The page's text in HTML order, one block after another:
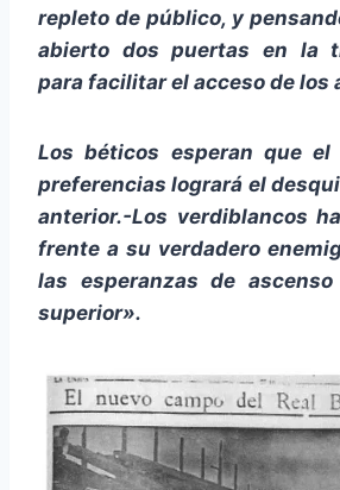
repleto de público, y
abierto dos puertas en la
para facilitar el acceso de los
Los béticos esperan que
preferencias logrará el
anterior.-Los verdiblancos
frente a su verdadero
las esperanzas de
superior».